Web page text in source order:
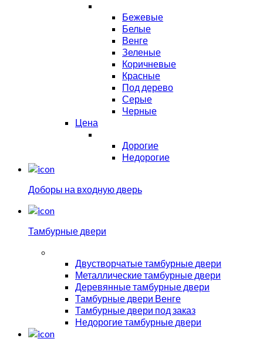
Бежевые
Белые
Венге
Зеленые
Коричневые
Красные
Под дерево
Серые
Черные
Цена
Дорогие
Недорогие
Доборы на входную дверь
Тамбурные двери
Двустворчатые тамбурные двери
Металлические тамбурные двери
Деревянные тамбурные двери
Тамбурные двери Венге
Тамбурные двери под заказ
Недорогие тамбурные двери